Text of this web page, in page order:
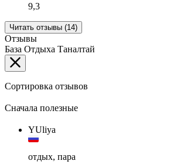
9,3
Читать отзывы (14)
Отзывы
База Отдыха Таналтай
Сортировка отзывов
Сначала полезные
YUliya
отдых, пара